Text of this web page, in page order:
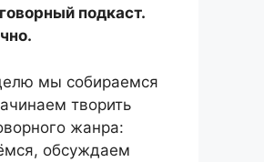
подкаст.
мы собираемся
творить
жанра:
обсуждаем